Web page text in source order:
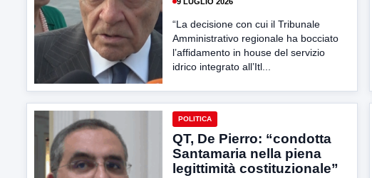
“La decisione con cui il Tribunale
Amministrativo regionale ha bocciato
l’affidamento in house del servizio
idrico integrato all’Itl...
POLITICA
QT, De Pierro: “condotta
Santamaria nella piena
legittimità costituzionale”